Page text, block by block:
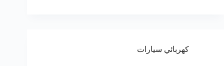
كهربائي سيارات